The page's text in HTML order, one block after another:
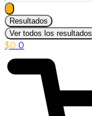
Resultados
Ver todos los resultados
$0 0